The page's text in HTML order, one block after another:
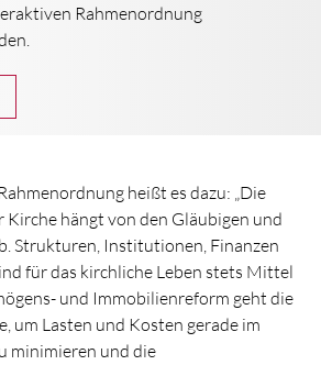
Rahmenordnung
heißt es dazu: „Die
Kirche hängt von den Gläubigen und
Strukturen, Institutionen, Finanzen
für das kirchliche Leben stets Mittel
und Immobilienreform geht die
um Lasten und Kosten gerade im
minimieren und die